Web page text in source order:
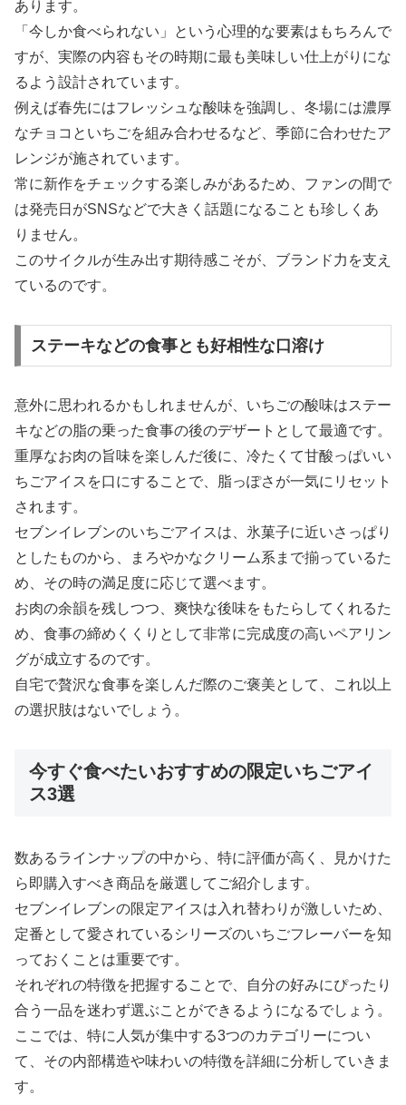
あります。
「今しか食べられない」という心理的な要素はもちろんで
すが、実際の内容もその時期に最も美味しい仕上がりにな
るよう設計されています。
例えば春先にはフレッシュな酸味を強調し、冬場には濃厚
なチョコといちごを組み合わせるなど、季節に合わせたア
レンジが施されています。
常に新作をチェックする楽しみがあるため、ファンの間で
は発売日がSNSなどで大きく話題になることも珍しくあ
りません。
このサイクルが生み出す期待感こそが、ブランド力を支え
ているのです。
ステーキなどの食事とも好相性な口溶け
意外に思われるかもしれませんが、いちごの酸味はステー
キなどの脂の乗った食事の後のデザートとして最適です。
重厚なお肉の旨味を楽しんだ後に、冷たくて甘酸っぱいい
ちごアイスを口にすることで、脂っぽさが一気にリセット
されます。
セブンイレブンのいちごアイスは、氷菓子に近いさっぱり
としたものから、まろやかなクリーム系まで揃っているた
め、その時の満足度に応じて選べます。
お肉の余韻を残しつつ、爽快な後味をもたらしてくれるた
め、食事の締めくくりとして非常に完成度の高いペアリン
グが成立するのです。
自宅で贅沢な食事を楽しんだ際のご褒美として、これ以上
の選択肢はないでしょう。
今すぐ食べたいおすすめの限定いちごアイ
ス3選
数あるラインナップの中から、特に評価が高く、見かけた
ら即購入すべき商品を厳選してご紹介します。
セブンイレブンの限定アイスは入れ替わりが激しいため、
定番として愛されているシリーズのいちごフレーバーを知
っておくことは重要です。
それぞれの特徴を把握することで、自分の好みにぴったり
合う一品を迷わず選ぶことができるようになるでしょう。
ここでは、特に人気が集中する3つのカテゴリーについ
て、その内部構造や味わいの特徴を詳細に分析していきま
す。